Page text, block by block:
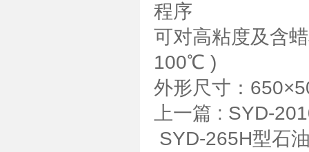
程序
可对高粘度及含
100℃ )
外形尺寸：
上一篇 : SYD-
SYD-265H型石